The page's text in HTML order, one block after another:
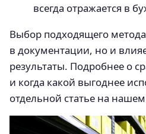
всегда отражается в
Выбор подходящего
в документации, но и
результаты. Подробнее о
и когда какой выгоднее
отдельной статье на нашем